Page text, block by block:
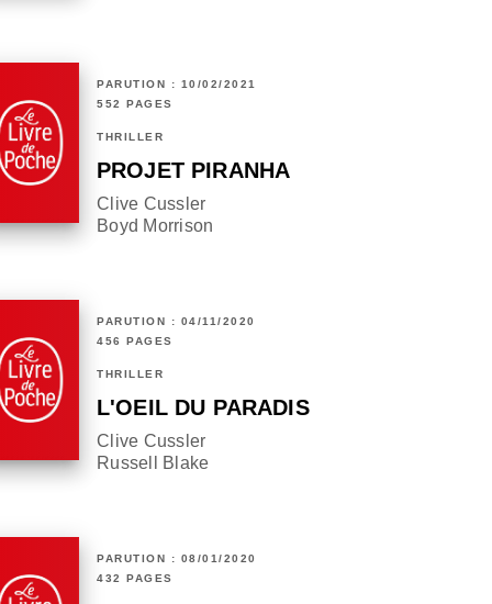
PARUTION : 10/02/2021
552 PAGES
THRILLER
PROJET PIRANHA
Clive Cussler
Boyd Morrison
PARUTION : 04/11/2020
456 PAGES
THRILLER
L'OEIL DU PARADIS
Clive Cussler
Russell Blake
PARUTION : 08/01/2020
432 PAGES